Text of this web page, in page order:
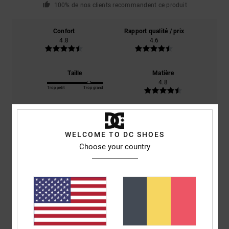
100% de nos clients recommandent ce produit
Confort
4.8
Rapport qualité / prix
4.6
Taille
Trop petit Trop grand
Matière
4.8
Coloris
4.8
4 /5
WELCOME TO DC SHOES
Choose your country